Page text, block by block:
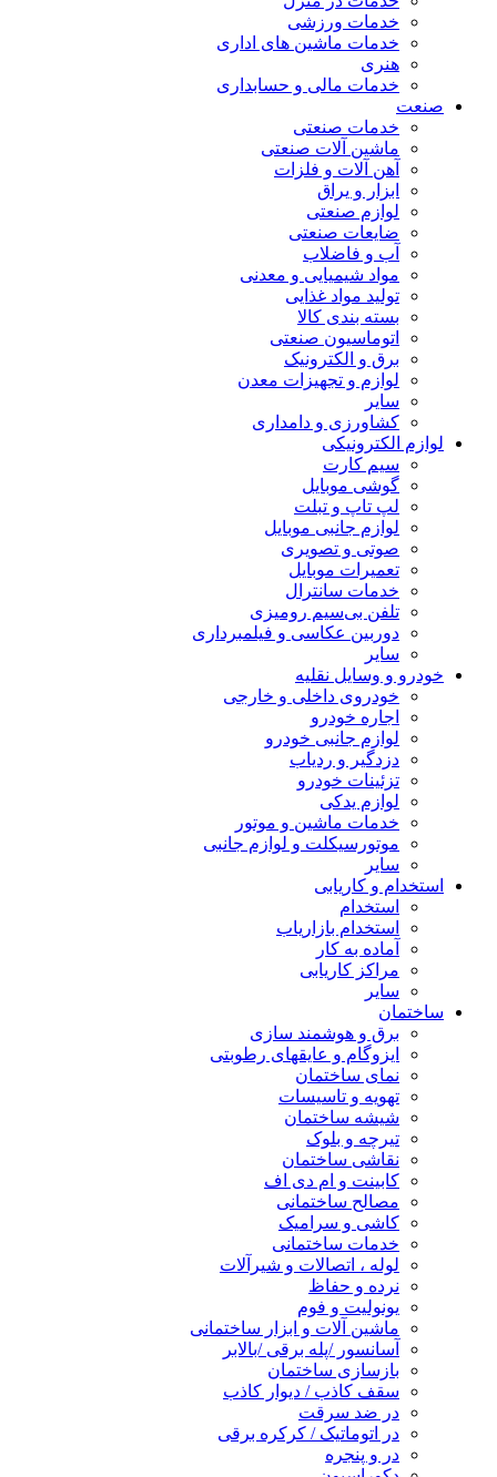
خدمات ورزشی
خدمات ماشین های اداری
هنری
خدمات مالی و حسابداری
صنعت
خدمات صنعتی
ماشین آلات صنعتی
آهن آلات و فلزات
ابزار و یراق
لوازم صنعتی
ضایعات صنعتی
آب و فاضلاب
مواد شیمیایی و معدنی
تولید مواد غذایی
بسته بندی کالا
اتوماسیون صنعتی
برق و الکترونیک
لوازم و تجهیزات معدن
سایر
کشاورزی و دامداری
لوازم الکترونیکی
سیم کارت
گوشی موبایل
لپ تاپ و تبلت
لوازم جانبی موبایل
صوتی و تصویری
تعمیرات موبایل
خدمات سانترال
تلفن بی‌سیم رومیزی
دوربین عکاسی و فیلمبرداری
سایر
خودرو و وسایل نقلیه
خودروی داخلی و خارجی
اجاره خودرو
لوازم جانبی خودرو
دزدگیر و ردیاب
تزئینات خودرو
لوازم یدکی
خدمات ماشین و موتور
موتورسیکلت و لوازم جانبی
سایر
استخدام و کاریابی
استخدام
استخدام بازاریاب
آماده به کار
مراکز کاریابی
سایر
ساختمان
برق و هوشمند سازی
ایزوگام و عایقهای رطوبتی
نمای ساختمان
تهویه و تاسیسات
شیشه ساختمان
تیرچه و بلوک
نقاشی ساختمان
کابینت و ام دی اف
مصالح ساختمانی
کاشی و سرامیک
خدمات ساختمانی
لوله ، اتصالات و شیرآلات
نرده و حفاظ
یونولیت و فوم
ماشین آلات و ابزار ساختمانی
آسانسور /پله برقی /بالابر
بازسازی ساختمان
سقف کاذب / دیوار کاذب
در ضد سرقت
در اتوماتیک / کرکره برقی
در و پنجره